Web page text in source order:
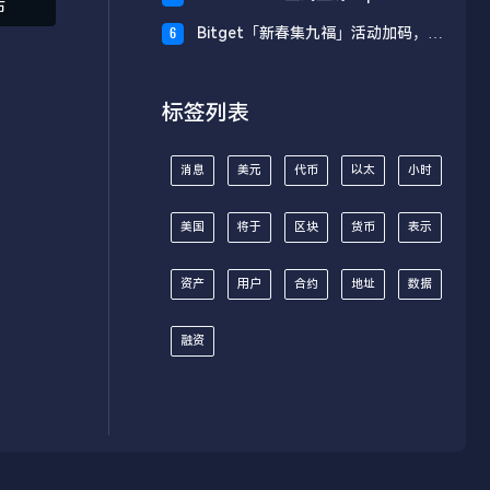
6
Bitget「新春集九福」活动加码，报
标签列表
消息 美元 代币 以太 小时
美国 将于 区块 货币 表示
资产 用户 合约 地址 数据
融资